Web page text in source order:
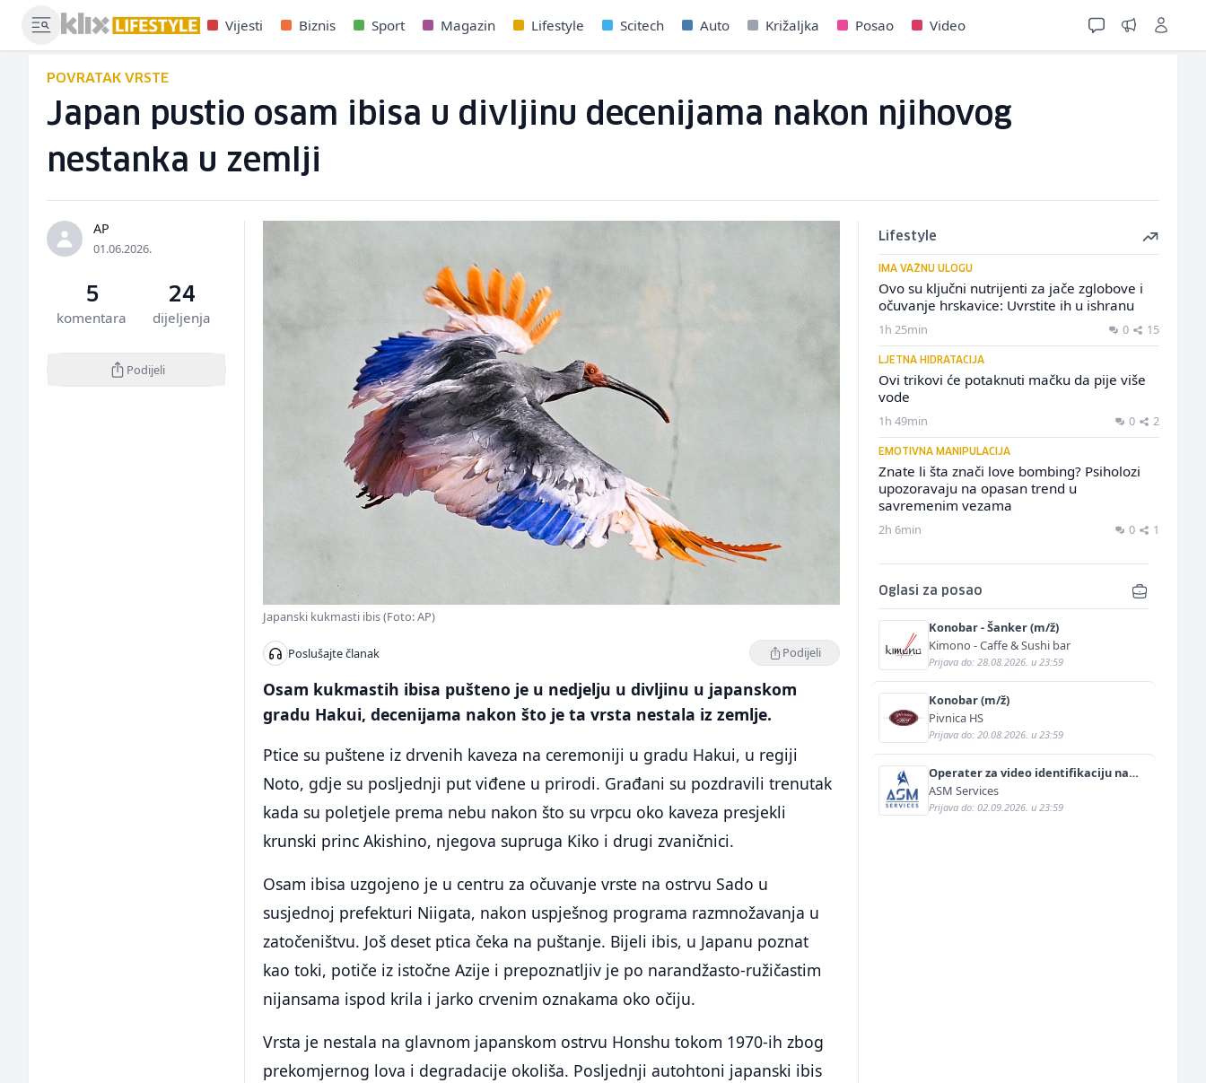
Vijesti Biznis Sport Magazin Lifestyle Scitech Auto Križaljka Posao Video
POVRATAK VRSTE
Japan pustio osam ibisa u divljinu decenijama nakon njihovog
nestanka u zemlji
AP
01.06.2026.
5
komentara
24
dijeljenja
Podijeli
Japanski kukmasti ibis (Foto: AP)
Poslušajte članak Podijeli
Osam kukmastih ibisa pušteno je u nedjelju u divljinu u japanskom
gradu Hakui, decenijama nakon što je ta vrsta nestala iz zemlje.
Ptice su puštene iz drvenih kaveza na ceremoniji u gradu Hakui, u regiji
Noto, gdje su posljednji put viđene u prirodi. Građani su pozdravili trenutak
kada su poletjele prema nebu nakon što su vrpcu oko kaveza presjekli
krunski princ Akishino, njegova supruga Kiko i drugi zvaničnici.
Osam ibisa uzgojeno je u centru za očuvanje vrste na ostrvu Sado u
susjednoj prefekturi Niigata, nakon uspješnog programa razmnožavanja u
zatočeništvu. Još deset ptica čeka na puštanje. Bijeli ibis, u Japanu poznat
kao toki, potiče iz istočne Azije i prepoznatljiv je po narandžasto-ružičastim
nijansama ispod krila i jarko crvenim oznakama oko očiju.
Vrsta je nestala na glavnom japanskom ostrvu Honshu tokom 1970-ih zbog
prekomjernog lova i degradacije okoliša. Posljednji autohtoni japanski ibis
Lifestyle
IMA VAŽNU ULOGU
Ovo su ključni nutrijenti za jače zglobove i
očuvanje hrskavice: Uvrstite ih u ishranu
1h 25min 0 15
LJETNA HIDRATACIJA
Ovi trikovi će potaknuti mačku da pije više
vode
1h 49min 0 2
EMOTIVNA MANIPULACIJA
Znate li šta znači love bombing? Psiholozi
upozoravaju na opasan trend u
savremenim vezama
2h 6min 0 1
Oglasi za posao
Konobar - Šanker (m/ž)
Kimono - Caffe & Sushi bar
Prijava do: 28.08.2026. u 23:59
Konobar (m/ž)
Pivnica HS
Prijava do: 20.08.2026. u 23:59
Operater za video identifikaciju na
njemačkom jeziku (m/ž)
ASM Services
Prijava do: 02.09.2026. u 23:59